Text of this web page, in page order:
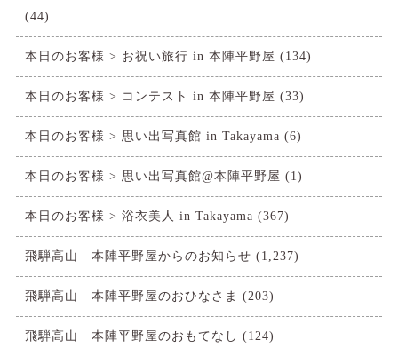
(44)
本日のお客様 > お祝い旅行 in 本陣平野屋 (134)
本日のお客様 > コンテスト in 本陣平野屋 (33)
本日のお客様 > 思い出写真館 in Takayama (6)
本日のお客様 > 思い出写真館@本陣平野屋 (1)
本日のお客様 > 浴衣美人 in Takayama (367)
飛騨高山 本陣平野屋からのお知らせ (1,237)
飛騨高山 本陣平野屋のおひなさま (203)
飛騨高山 本陣平野屋のおもてなし (124)